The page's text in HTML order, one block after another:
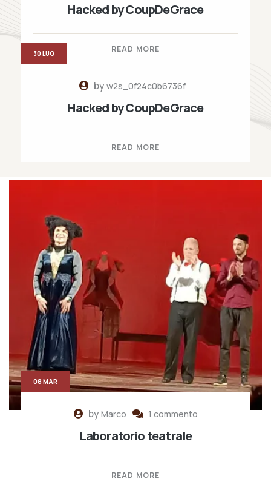
Hacked by CoupDeGrace
READ MORE
byw2s_0f24c0b6736f
Hacked by CoupDeGrace
READ MORE
30 LUG
byMarco 1 commento
Laboratorio teatrale
READ MORE
08 MAR